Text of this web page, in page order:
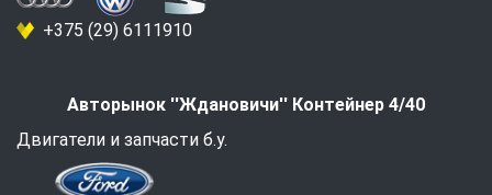
+375 (29) 6111910
Авторынок ''Ждановичи'' Контейнер 4/40
Двигатели и запчасти б.у.